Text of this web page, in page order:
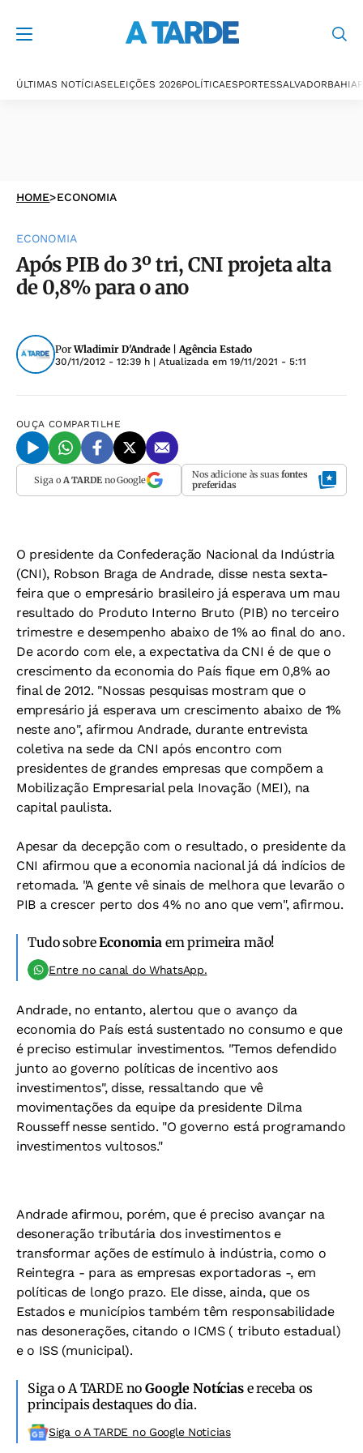
ÚLTIMAS NOTÍCIASELEIÇÕES 2026POLÍTICAESPORTESSALVADORBAHIA
HOME>ECONOMIA
ECONOMIA
Após PIB do 3º tri, CNI projeta alta
de 0,8% para o ano
PorWladimir D'Andrade | Agência Estado
30/11/2012 - 12:39 h | Atualizada em 19/11/2021 - 5:11
OUÇA COMPARTILHE
Siga o A TARDEno Google Nos adicione às suas fontes
preferidas
O presidente da Confederação Nacional da Indústria
(CNI), Robson Braga de Andrade, disse nesta sexta-
feira que o empresário brasileiro já esperava um mau
resultado do Produto Interno Bruto (PIB) no terceiro
trimestre e desempenho abaixo de 1% ao final do ano.
De acordo com ele, a expectativa da CNI é de que o
crescimento da economia do País fique em 0,8% ao
final de 2012. "Nossas pesquisas mostram que o
empresário já esperava um crescimento abaixo de 1%
neste ano", afirmou Andrade, durante entrevista
coletiva na sede da CNI após encontro com
presidentes de grandes empresas que compõem a
Mobilização Empresarial pela Inovação (MEI), na
capital paulista.
Apesar da decepção com o resultado, o presidente da
CNI afirmou que a economia nacional já dá indícios de
retomada. "A gente vê sinais de melhora que levarão o
PIB a crescer perto dos 4% no ano que vem", afirmou.
Tudo sobreEconomiaem primeira mão!
Entre no canal do WhatsApp.
Andrade, no entanto, alertou que o avanço da
economia do País está sustentado no consumo e que
é preciso estimular investimentos. "Temos defendido
junto ao governo políticas de incentivo aos
investimentos", disse, ressaltando que vê
movimentações da equipe da presidente Dilma
Rousseff nesse sentido. "O governo está programando
investimentos vultosos."
Andrade afirmou, porém, que é preciso avançar na
desoneração tributária dos investimentos e
transformar ações de estímulo à indústria, como o
Reintegra - para as empresas exportadoras -, em
políticas de longo prazo. Ele disse, ainda, que os
Estados e municípios também têm responsabilidade
nas desonerações, citando o ICMS ( tributo estadual)
e o ISS (municipal).
Siga o A TARDE noGoogle Notíciase receba os
principais destaques do dia.
Siga o A TARDE no Google Noticias